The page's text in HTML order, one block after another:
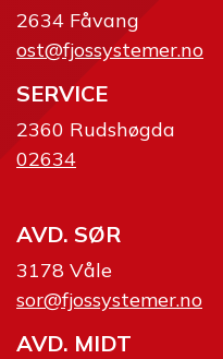
2634 Fåvang
ost@fjossystemer.no
SERVICE
2360 Rudshøgda
02634
AVD. SØR
3178 Våle
sor@fjossystemer.no
AVD. MIDT